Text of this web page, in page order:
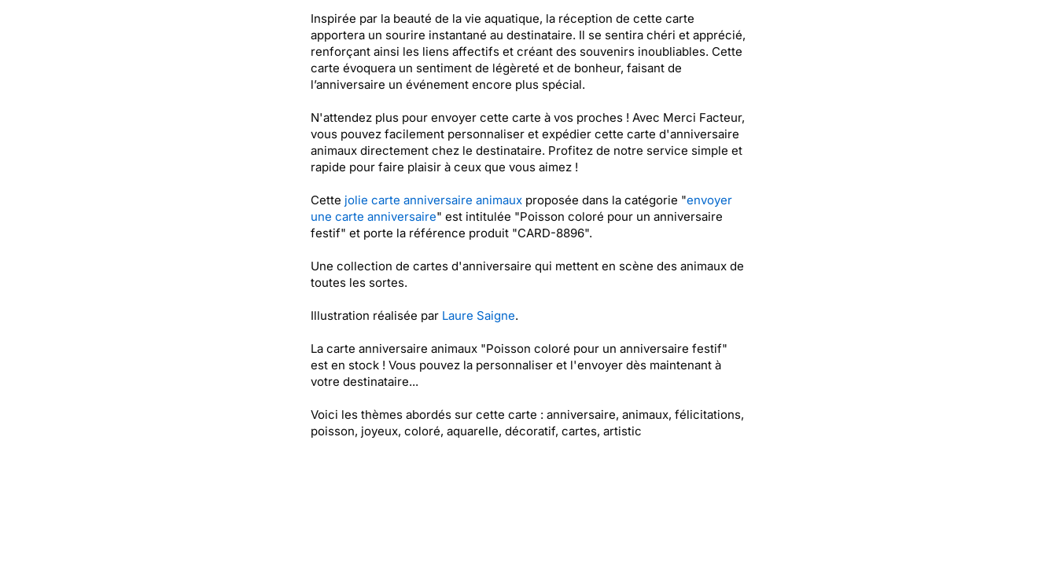
Inspirée par la beauté de la vie aquatique, la réception de cette carte
apportera un sourire instantané au destinataire. Il se sentira chéri et apprécié,
renforçant ainsi les liens affectifs et créant des souvenirs inoubliables. Cette
carte évoquera un sentiment de légèreté et de bonheur, faisant de
l’anniversaire un événement encore plus spécial.
N'attendez plus pour envoyer cette carte à vos proches ! Avec Merci Facteur,
vous pouvez facilement personnaliser et expédier cette carte d'anniversaire
animaux directement chez le destinataire. Profitez de notre service simple et
rapide pour faire plaisir à ceux que vous aimez !
Cette jolie carte anniversaire animauxproposée dans la catégorie "envoyer
une carte anniversaire" est intitulée "Poisson coloré pour un anniversaire
festif" et porte la référence produit "CARD-8896".
Une collection de cartes d'anniversaire qui mettent en scène des animaux de
toutes les sortes.
Illustration réalisée par Laure Saigne.
La carte anniversaire animaux "Poisson coloré pour un anniversaire festif"
est en stock ! Vous pouvez la personnaliser et l'envoyer dès maintenant à
votre destinataire...
Voici les thèmes abordés sur cette carte : anniversaire, animaux, félicitations,
poisson, joyeux, coloré, aquarelle, décoratif, cartes, artistic